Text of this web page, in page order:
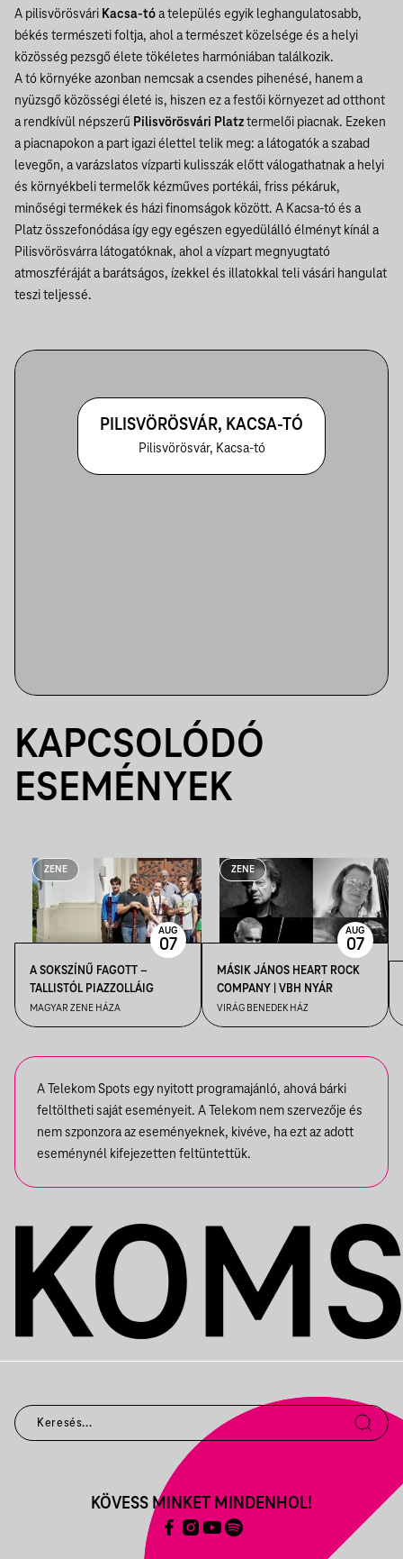
A pilisvörösvári Kacsa-tóa település egyik leghangulatosabb,
békés természeti foltja, ahol a természet közelsége és a helyi
közösség pezsgő élete tökéletes harmóniában találkozik.
A tó környéke azonban nemcsak a csendes pihenésé, hanem a
nyüzsgő közösségi életé is, hiszen ez a festői környezet ad otthont
a rendkívül népszerű Pilisvörösvári Platztermelői piacnak. Ezeken
a piacnapokon a part igazi élettel telik meg: a látogatók a szabad
levegőn, a varázslatos vízparti kulisszák előtt válogathatnak a helyi
és környékbeli termelők kézműves portékái, friss pékáruk,
minőségi termékek és házi finomságok között. A Kacsa-tó és a
Platz összefonódása így egy egészen egyedülálló élményt kínál a
Pilisvörösvárra látogatóknak, ahol a vízpart megnyugtató
atmoszféráját a barátságos, ízekkel és illatokkal teli vásári hangulat
teszi teljessé.
PILISVÖRÖSVÁR, KACSA-TÓ
Pilisvörösvár, Kacsa-tó
KAPCSOLÓDÓ
ESEMÉNYEK
ZENE
A SOKSZÍNŰ FAGOTT –
TALLISTÓL PIAZZOLLÁIG
MAGYAR ZENE HÁZA
AUG
07
ZENE
MÁSIK JÁNOS HEART ROCK
COMPANY | VBH NYÁR
VIRÁG BENEDEK HÁZ
AUG
07
A Telekom Spots egy nyitott programajánló, ahová bárki
feltöltheti saját eseményeit. A Telekom nem szervezője és
nem szponzora az eseményeknek, kivéve, ha ezt az adott
eseménynél kifejezetten feltüntettük.
KÖVESS MINKET MINDENHOL!